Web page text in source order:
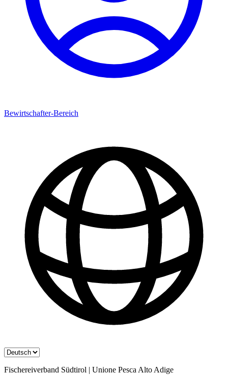
Bewirtschafter-Bereich
Fischereiverband Südtirol | Unione Pesca Alto Adige